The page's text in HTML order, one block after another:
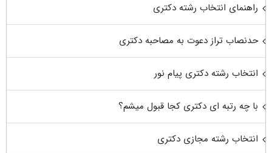
راهنمای انتخاب رشته دکتری
حدنصاب تراز دعوت به مصاحبه دکتری
انتخاب رشته دکتری پیام نور
با چه رتبه ای دکتری کجا قبول میشم؟
انتخاب رشته مجازی دکتری